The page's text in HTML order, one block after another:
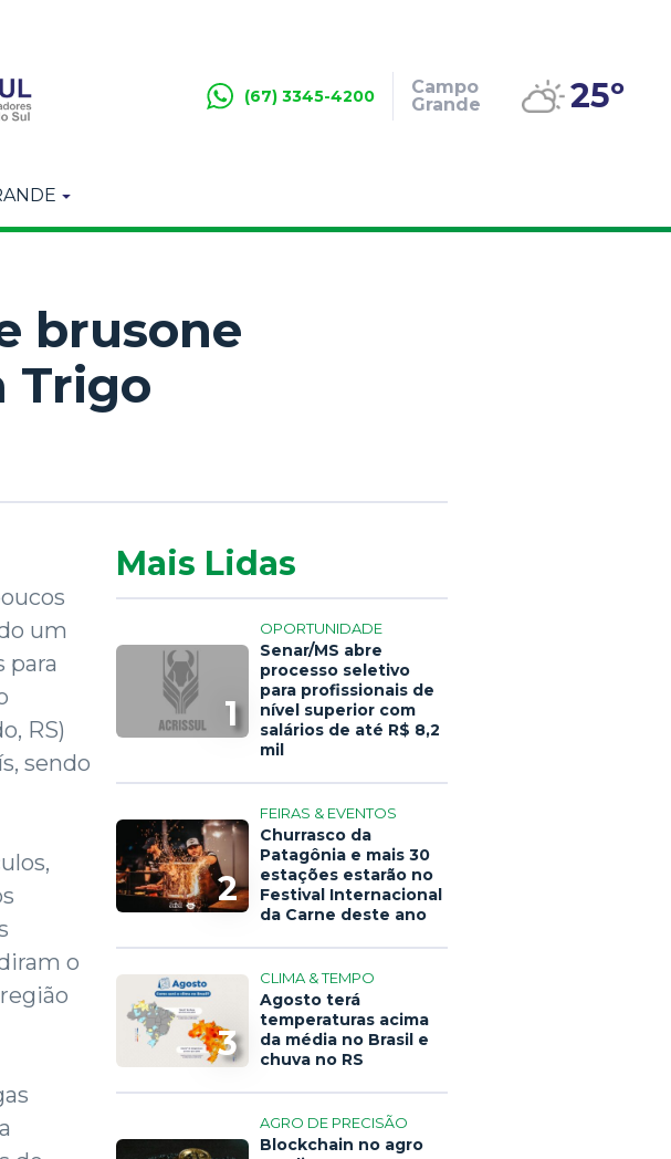
(67) 3345-4200
Campo
Grande
25º
brusone
Trigo
um
para
RS)
sendo
o
Mais Lidas
1
OPORTUNIDADE
Senar/MS abre
processo seletivo
para profissionais de
nível superior com
salários de até R$ 8,2
mil
2
FEIRAS & EVENTOS
Churrasco da
Patagônia e mais 30
estações estarão no
Festival Internacional
da Carne deste ano
3
CLIMA & TEMPO
Agosto terá
temperaturas acima
da média no Brasil e
chuva no RS
AGRO DE PRECISÃO
Blockchain no agro